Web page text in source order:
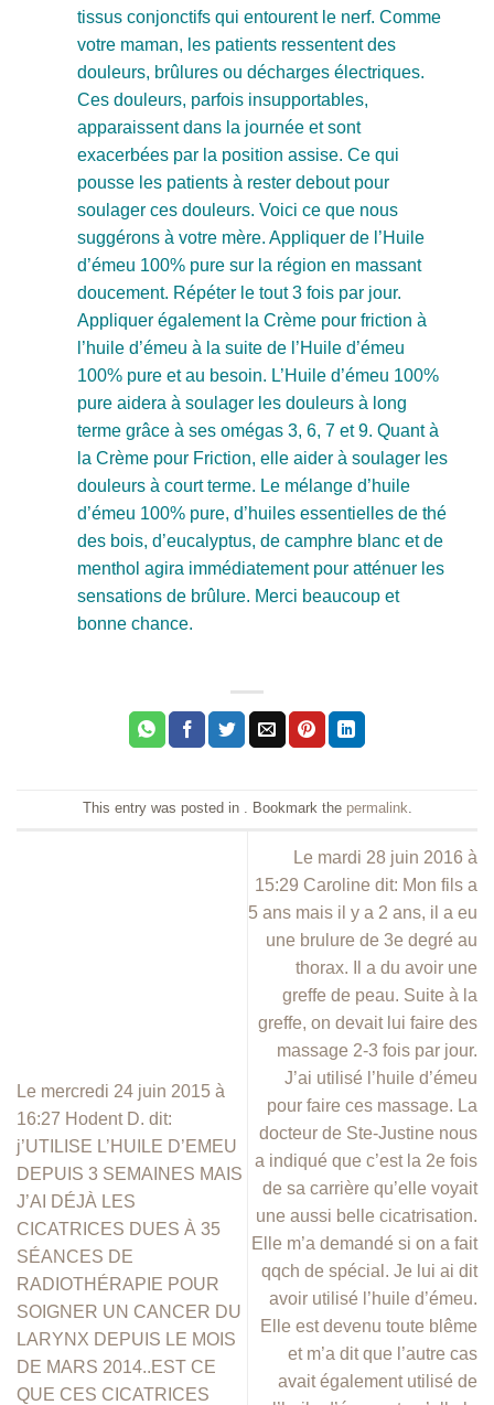
tissus conjonctifs qui entourent le nerf. Comme
votre maman, les patients ressentent des
douleurs, brûlures ou décharges électriques.
Ces douleurs, parfois insupportables,
apparaissent dans la journée et sont
exacerbées par la position assise. Ce qui
pousse les patients à rester debout pour
soulager ces douleurs. Voici ce que nous
suggérons à votre mère. Appliquer de l’Huile
d’émeu 100% pure sur la région en massant
doucement. Répéter le tout 3 fois par jour.
Appliquer également la Crème pour friction à
l’huile d’émeu à la suite de l’Huile d’émeu
100% pure et au besoin. L’Huile d’émeu 100%
pure aidera à soulager les douleurs à long
terme grâce à ses omégas 3, 6, 7 et 9. Quant à
la Crème pour Friction, elle aider à soulager les
douleurs à court terme. Le mélange d’huile
d’émeu 100% pure, d’huiles essentielles de thé
des bois, d’eucalyptus, de camphre blanc et de
menthol agira immédiatement pour atténuer les
sensations de brûlure. Merci beaucoup et
bonne chance.
This entry was posted in . Bookmark the permalink
Le mercredi 24 juin 2015 à
16:27 Hodent D. dit:
j’UTILISE L’HUILE D’EMEU
DEPUIS 3 SEMAINES MAIS
J’AI DÉJÀ LES
CICATRICES DUES À 35
SÉANCES DE
RADIOTHÉRAPIE POUR
SOIGNER UN CANCER DU
LARYNX DEPUIS LE MOIS
DE MARS 2014..EST CE
QUE CES CICATRICES
Le mardi 28 juin 2016 à
15:29 Caroline dit: Mon fils a
5 ans mais il y a 2 ans, il a eu
une brulure de 3e degré au
thorax. Il a du avoir une
greffe de peau. Suite à la
greffe, on devait lui faire des
massage 2-3 fois par jour.
J’ai utilisé l’huile d’émeu
pour faire ces massage. La
docteur de Ste-Justine nous
a indiqué que c’est la 2e fois
de sa carrière qu’elle voyait
une aussi belle cicatrisation.
Elle m’a demandé si on a fait
qqch de spécial. Je lui ai dit
avoir utilisé l’huile d’émeu.
Elle est devenu toute blême
et m’a dit que l’autre cas
avait également utilisé de